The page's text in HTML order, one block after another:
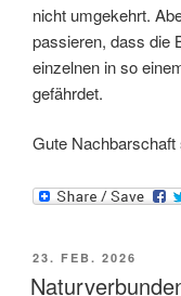
nicht umgekehrt.
passieren, dass die
einzelnen in so
gefährdet.
Gute Nachbarschaft
VERÖFFENTLICHT
AM
23. FEB. 2026